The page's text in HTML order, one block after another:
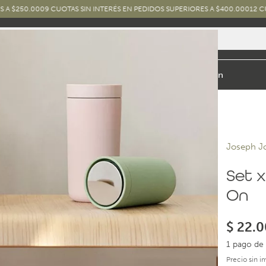
9 CUOTAS SIN INTERÉS EN PEDIDOS SUPERIORES A $400.00012 CUOTAS
Inspiración
Joseph
Set
On
$
1 pago
Precio sin